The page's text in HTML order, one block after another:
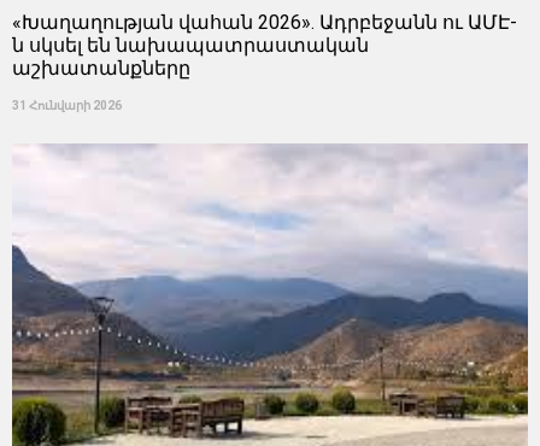
«Խաղաղության վահան 2026». Ադրբեջանն ու ԱՄԷ-
ն սկսել են նախապատրաստական ​​
աշխատանքները
31 Հունվարի 2026